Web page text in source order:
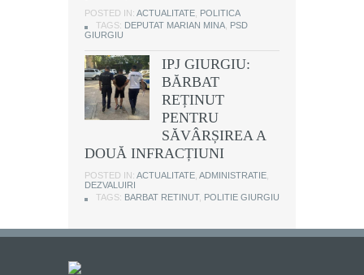
POSTED IN: ACTUALITATE POLITICA
TAGS: DEPUTAT MARIAN MINA PSD
GIURGIU
IPJ GIURGIU:
BĂRBAT
REȚINUT
PENTRU
SĂVÂRȘIREA A
DOUĂ INFRACȚIUNI
POSTED IN: ACTUALITATE ADMINISTRATIE
DEZVALUIRI
TAGS: BARBAT RETINUT, POLITIE GIURGIU